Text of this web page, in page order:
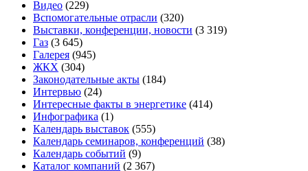
Видео (229)
Вспомогательные отрасли (320)
Выставки, конференции, новости (3 319)
Газ (3 645)
Галерея (945)
ЖКХ (304)
Законодательные акты (184)
Интервью (24)
Интересные факты в энергетике (414)
Инфографика (1)
Календарь выставок (555)
Календарь семинаров, конференций (38)
Календарь событий (9)
Каталог компаний (2 367)